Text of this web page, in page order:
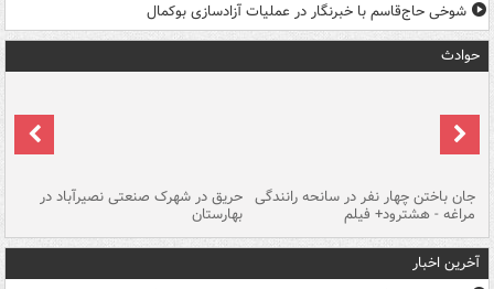
شوخی حاج‌قاسم با خبرنگار در عملیات آزادسازی بوکمال
حوادث
جان باختن چهار نفر در سانحه رانندگی
مراغه - هشترود+ فیلم
حریق در شهرک صنعتی نصیرآباد در
بهارستان
آخرین اخبار